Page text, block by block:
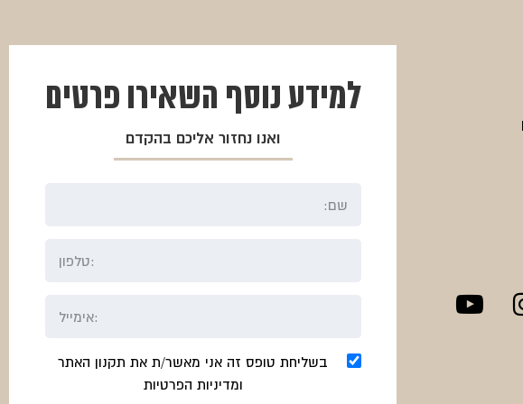
למידע נוסף השאירו פרטים
ואנו נחזור אליכם בהקדם
בשליחת טופס זה אני מאשר/ת את תקנון האתר
ומדיניות הפרטיות